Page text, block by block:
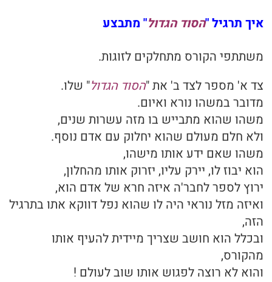
איך תרגיל "הסוד הגדול" מתבצע
משתתפי הקורס מתחלקים לזוגות.
צד א' מספר לצד ב' את "הסוד הגדול" שלו.
מדובר במשהו נורא ואיום.
משהו שהוא מתבייש בו מזה עשרות שנים,
ולא חלם מעולם שהוא יחלוק עם אדם נוסף.
משהו שאם ידע אותו מישהו,
הוא יבוז לו, יירק עליו, יזרוק אותו מהחלון,
ירוץ לספר לחבר'ה איזה חרא של אדם הוא,
ואיזה מזל נוראי היה לו שהוא נפל דווקא אתו בתרגיל
הזה,
ובכלל הוא חושב שצריך מיידית להעיף אותו
מהקורס,
והוא לא רוצה לפגוש אותו שוב לעולם !